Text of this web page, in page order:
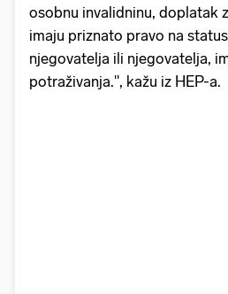
osobnu invalidninu, doplatak
imaju priznato pravo na
njegovatelja ili njegovatelja,
potraživanja.", kažu iz HEP-a.